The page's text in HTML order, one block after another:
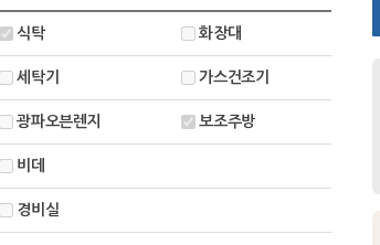
식탁 화장대
세탁기 가스건조기
광파오븐렌지 보조주방
비데
경비실